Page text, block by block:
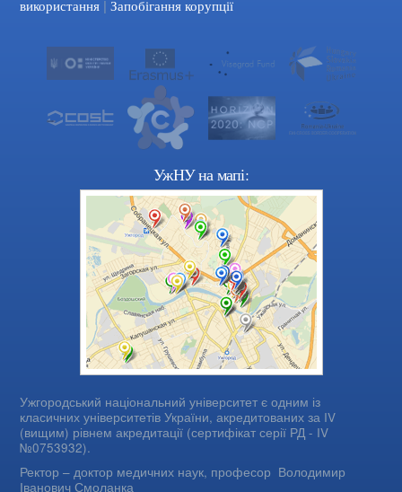
використання | Запобігання корупції
УжНУ на мапі:
Ужгородський національний університет є одним із
класичних університетів України, акредитованих за IV
(вищим) рівнем акредитації (сертифікат серії РД - IV
№0753932).
Ректор – доктор медичних наук, професор Володимир
Іванович Смоланка